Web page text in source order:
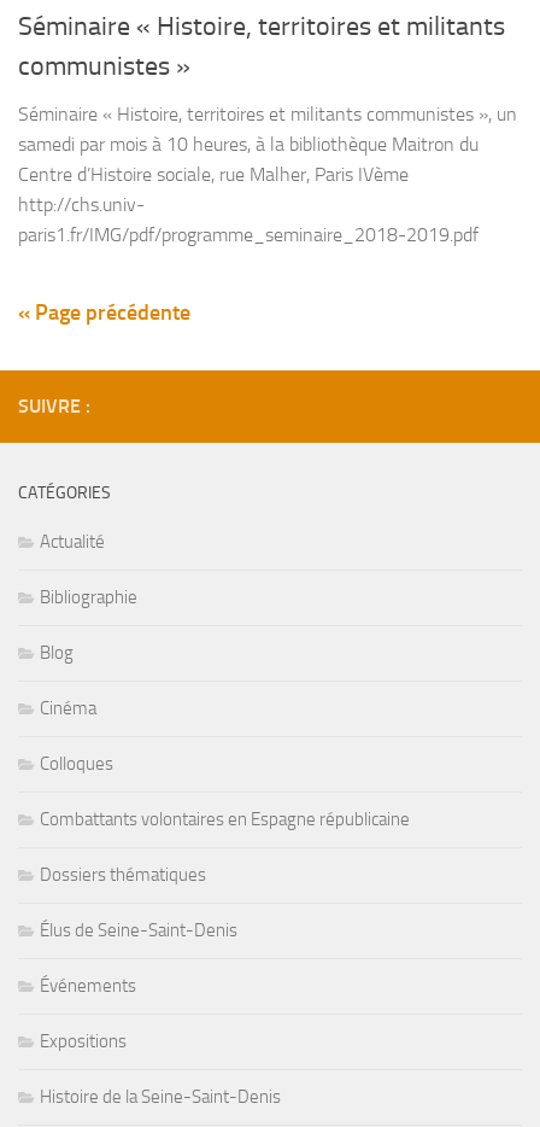
Séminaire « Histoire, territoires et militants
communistes »
Séminaire « Histoire, territoires et militants communistes », un
samedi par mois à 10 heures, à la bibliothèque Maitron du
Centre d’Histoire sociale, rue Malher, Paris IVème
http://chs.univ-
paris1.fr/IMG/pdf/programme_seminaire_2018-2019.pdf
« Page précédente
SUIVRE :
CATÉGORIES
Actualité
Bibliographie
Blog
Cinéma
Colloques
Combattants volontaires en Espagne républicaine
Dossiers thématiques
Élus de Seine-Saint-Denis
Événements
Expositions
Histoire de la Seine-Saint-Denis